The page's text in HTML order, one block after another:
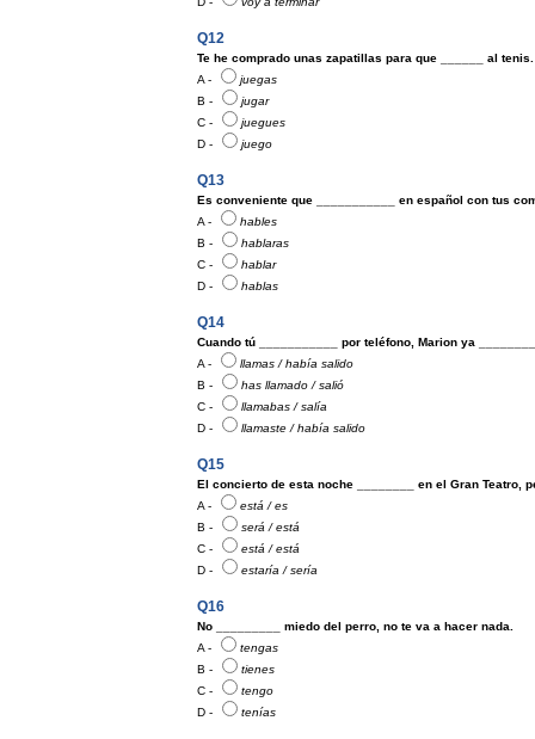
Q12
Te he comprado unas zapatillas para que ______ al tenis.
A -
juegas
B -
jugar
C -
juegues
D -
juego
Q13
Es conveniente que ___________ en español con tus
A -
hables
B -
hablaras
C -
hablar
D -
hablas
Q14
Cuando tú ___________ por teléfono, Marion ya
A -
llamas / había salido
B -
has llamado / salió
C -
llamabas / salía
D -
llamaste / había salido
Q15
El concierto de esta noche ________ en el Gran Teatro,
A -
está / es
B -
será / está
C -
está / está
D -
estaría / sería
Q16
No _________ miedo del perro, no te va a hacer nada.
A -
tengas
B -
tienes
C -
tengo
D -
tenías